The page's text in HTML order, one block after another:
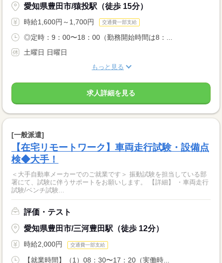
愛知県豊田市/猿投駅（徒歩 15分）
時給1,600円～1,700円 交通費一部支給
◎定時：9：00〜18：00（勤務開始時間は8：...
土曜日 日曜日
もっと見る
求人詳細を見る
[一般派遣]
【在宅リモートワーク】車両走行試験・設備点
検◆大手！
＜大手自動車メーカーでのご就業です＞ 振動試験を担当している部
署にて、試験に伴うサポートをお願いします。 【詳細】 ・車両走行
試験/ベンチ試験...
評価・テスト
愛知県豊田市/三河豊田駅（徒歩 12分）
時給2,000円 交通費一部支給
【就業時間】（1）08：30〜17：20（実働時...